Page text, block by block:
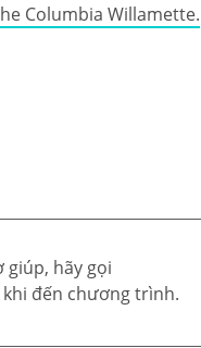
Columbia Willamette.
hãy gọi
đến chương trình.